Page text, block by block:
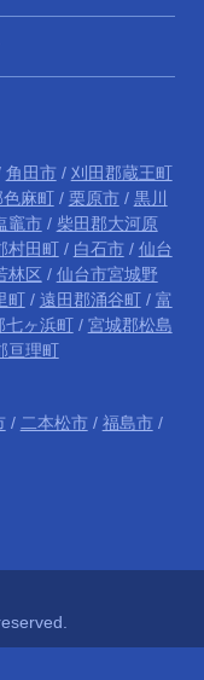
角田市/ 刈田郡蔵王町
色麻町/ 栗原市/ 黒川
竈市/ 柴田郡大河原
村田町/ 白石市/ 仙台
林区 / 仙台市宮城野
町/ 遠田郡涌谷町/ 富
七ヶ浜町/ 宮城郡松島
亘理町
/ 二本松市/ 福島市/